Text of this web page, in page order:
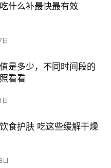
什么补最快最有效
是多少，不同时间段的
看看
食护肤 吃这些缓解干燥